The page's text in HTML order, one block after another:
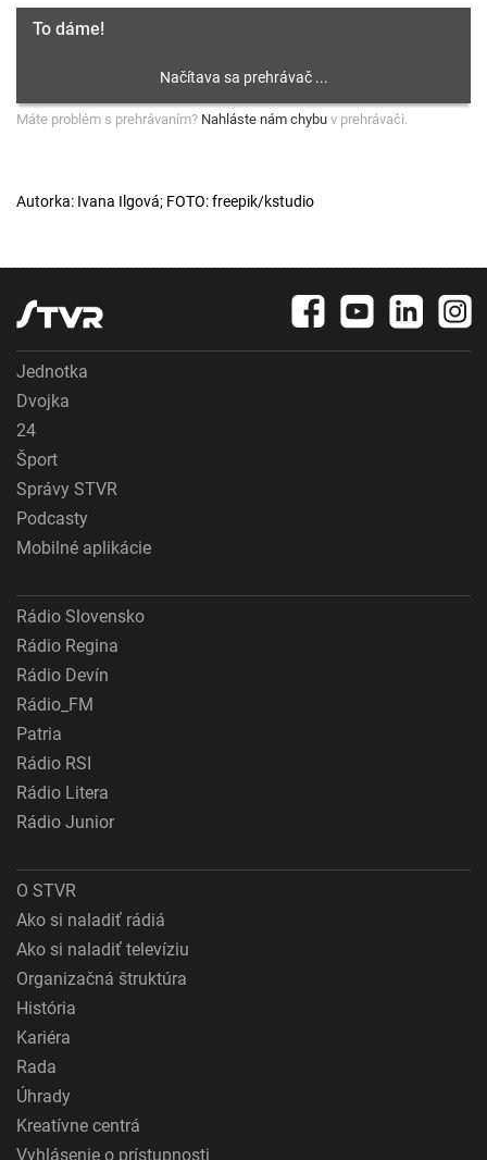
To dáme!
Máte problém s prehrávaním? Nahláste nám chybu v prehrávači.
Autorka: Ivana Ilgová; FOTO: freepik/kstudio
Jednotka
Dvojka
24
Šport
Správy STVR
Podcasty
Mobilné aplikácie
Rádio Slovensko
Rádio Regina
Rádio Devín
Rádio_FM
Patria
Rádio RSI
Rádio Litera
Rádio Junior
O STVR
Ako si naladiť rádiá
Ako si naladiť televíziu
Organizačná štruktúra
História
Kariéra
Rada
Úhrady
Kreatívne centrá
Vyhlásenie o prístupnosti